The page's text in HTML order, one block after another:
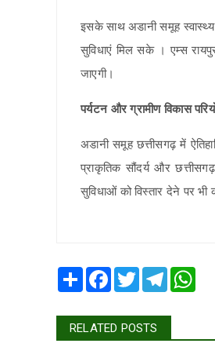
इसके साथ अडानी समूह स्वास्थ्य
सुविधाएं मिल सके । एम्स
जाएगी।
पर्यटन और ग्रामीण विकास
अडानी समूह छत्तीसगढ़ में
प्राकृतिक सौंदर्य और
सुविधाओं को विस्तार देने पर भी
Share Facebook
TwitterTelegram
RELATED POSTS